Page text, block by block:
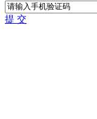
提 交